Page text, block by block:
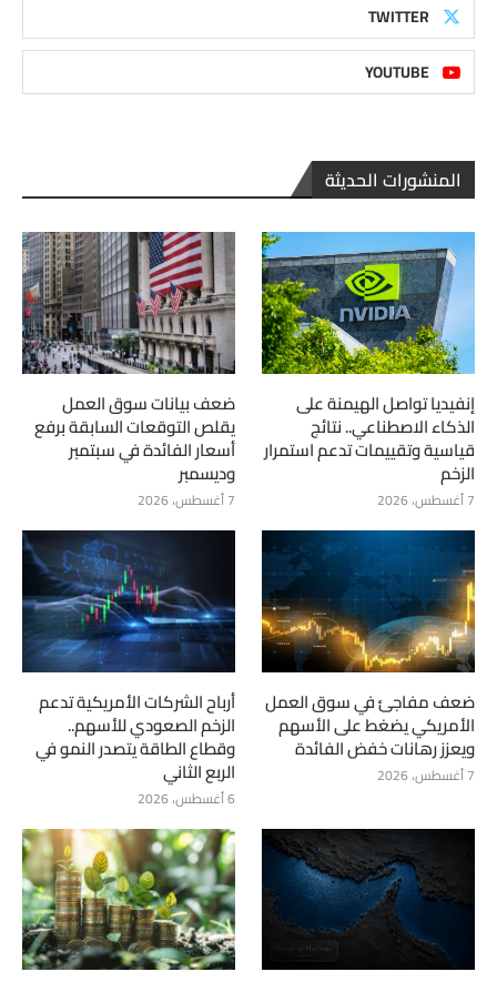
TWITTER
YOUTUBE
المنشورات الحديثة
إنفيديا تواصل الهيمنة على
الذكاء الاصطناعي.. نتائج
قياسية وتقييمات تدعم استمرار
الزخم
7 أغسطس، 2026
ضعف بيانات سوق العمل
يقلص التوقعات السابقة برفع
أسعار الفائدة في سبتمبر
وديسمبر
7 أغسطس، 2026
ضعف مفاجئ في سوق العمل
الأمريكي يضغط على الأسهم
ويعزز رهانات خفض الفائدة
7 أغسطس، 2026
أرباح الشركات الأمريكية تدعم
الزخم الصعودي للأسهم..
وقطاع الطاقة يتصدر النمو في
الربع الثاني
6 أغسطس، 2026